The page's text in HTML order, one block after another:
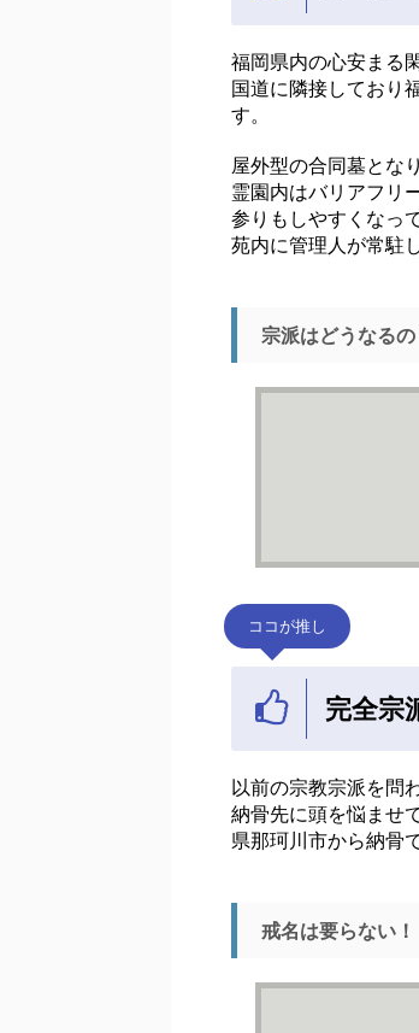
福岡県内の心安まる
国道に隣接しており
す。
屋外型の合同墓とな
霊園内はバリアフリ
参りもしやすくなっ
苑内に管理人が常駐
宗派はどうなるの
ココが推し
完全宗
以前の宗教宗派を問
納骨先に頭を悩ませ
県那珂川市から納骨
戒名は要らない！